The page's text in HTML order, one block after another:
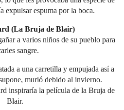
expulsar espuma por la boca.
(La Bruja de Blair)
a varios niños de su pueblo para
sangre.
a una carretilla y empujada así a
murió debido al invierno.
inspiraría la película de la Bruja de
Blair.